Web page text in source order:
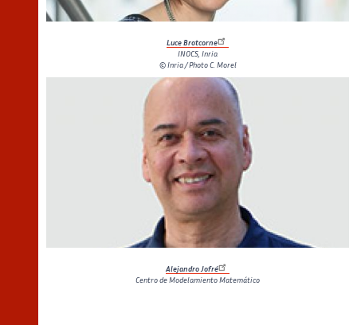
Luce Brotcorne
INOCS, Inria
© Inria / Photo C. Morel
Alejandro Jofré
Centro de Modelamiento Matemático